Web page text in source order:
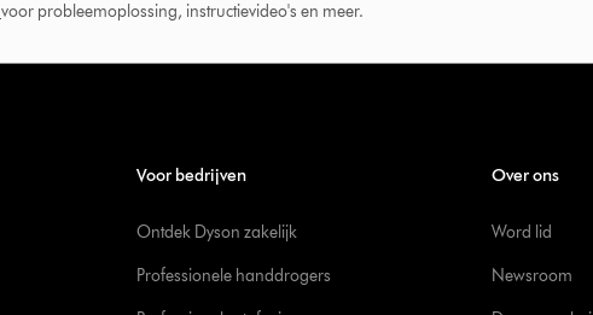
voor probleemoplossing, instructievideo's en meer.
Voor bedrijven
Ontdek Dyson zakelijk
Professionele handdrogers
Over ons
Word lid
Newsroom